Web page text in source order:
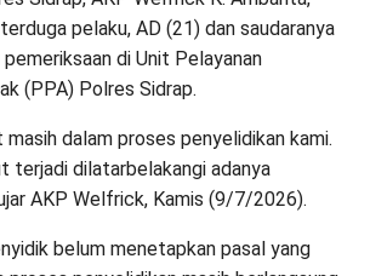
pelaku, AD (21) dan saudaranya
di Unit Pelayanan
(PPA) Polres Sidrap.
masih dalam proses penyelidikan kami.
terjadi dilatarbelakangi adanya
AKP Welfrick, Kamis (9/7/2026).
belum menetapkan pasal yang